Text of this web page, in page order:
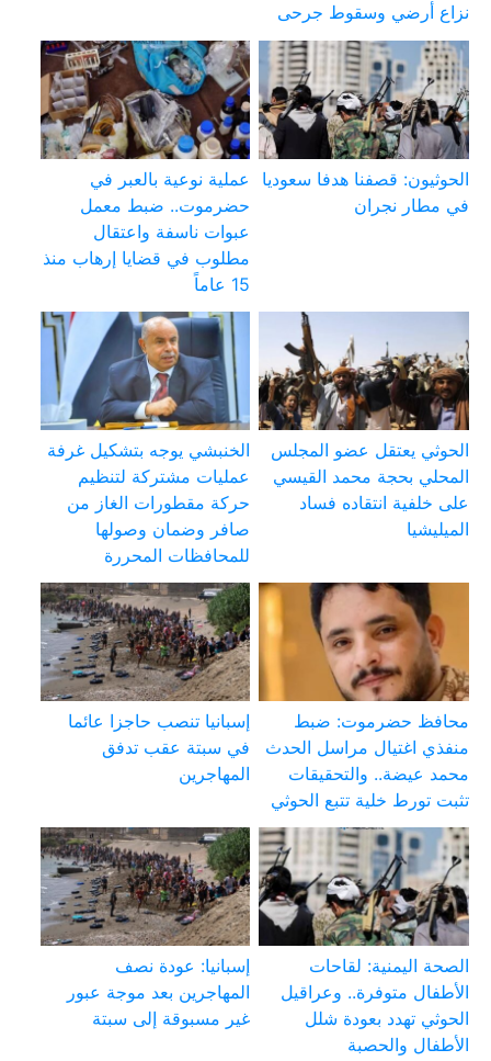
نزاع أرضي وسقوط جرحى
الحوثيون: قصفنا هدفا سعوديا
في مطار نجران
عملية نوعية بالعبر في
حضرموت.. ضبط معمل
عبوات ناسفة واعتقال
مطلوب في قضايا إرهاب منذ
15 عاماً
الحوثي يعتقل عضو المجلس
المحلي بحجة محمد القيسي
على خلفية انتقاده فساد
الميليشيا
الخنبشي يوجه بتشكيل غرفة
عمليات مشتركة لتنظيم
حركة مقطورات الغاز من
صافر وضمان وصولها
للمحافظات المحررة
محافظ حضرموت: ضبط
منفذي اغتيال مراسل الحدث
محمد عيضة.. والتحقيقات
تثبت تورط خلية تتبع الحوثي
إسبانيا تنصب حاجزا عائما
في سبتة عقب تدفق
المهاجرين
الصحة اليمنية: لقاحات
الأطفال متوفرة.. وعراقيل
الحوثي تهدد بعودة شلل
الأطفال والحصبة
إسبانيا: عودة نصف
المهاجرين بعد موجة عبور
غير مسبوقة إلى سبتة